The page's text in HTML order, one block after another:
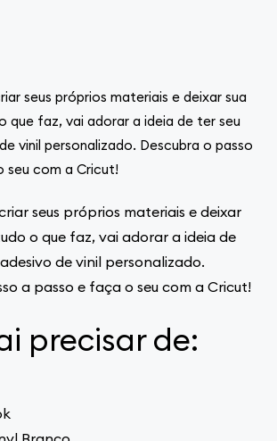
seus próprios materiais e deixar sua
que faz, vai adorar a ideia de ter seu
vinil personalizado. Descubra o passo
seu com a Cricut!
seus próprios materiais e deixar
o que faz, vai adorar a ideia de
de vinil personalizado.
a passo e faça o seu com a Cricut!
precisar de: